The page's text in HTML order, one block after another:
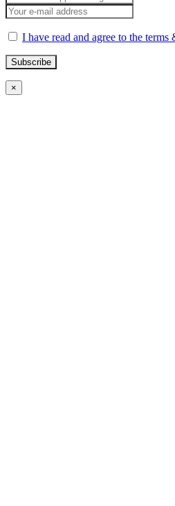
I have read and agree to the terms
×